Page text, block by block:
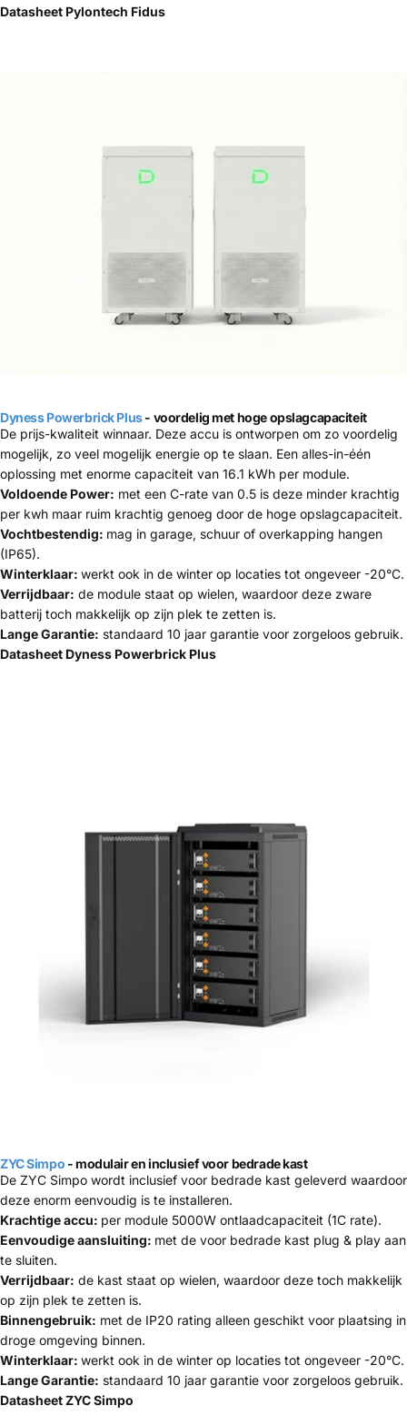
Datasheet Pylontech Fidus
Dyness Powerbrick Plus- voordelig met hoge opslagcapaciteit
De prijs-kwaliteit winnaar. Deze accu is ontworpen om zo voordelig
mogelijk, zo veel mogelijk energie op te slaan. Een alles-in-één
oplossing met enorme capaciteit van 16.1 kWh per module.
Voldoende Power: met een C-rate van 0.5 is deze minder krachtig
per kwh maar ruim krachtig genoeg door de hoge opslagcapaciteit.
Vochtbestendig: mag in garage, schuur of overkapping hangen
(IP65).
Winterklaar: werkt ook in de winter op locaties tot ongeveer -20°C.
Verrijdbaar: de module staat op wielen, waardoor deze zware
batterij toch makkelijk op zijn plek te zetten is.
Lange Garantie: standaard 10 jaar garantie voor zorgeloos gebruik.
Datasheet Dyness Powerbrick Plus
ZYC Simpo - modulair en inclusief voor bedrade kast
De ZYC Simpo wordt inclusief voor bedrade kast geleverd waardoor
deze enorm eenvoudig is te installeren.
Krachtige accu: per module 5000W ontlaadcapaciteit (1C rate).
Eenvoudige aansluiting: met de voor bedrade kast plug & play aan
te sluiten.
Verrijdbaar: de kast staat op wielen, waardoor deze toch makkelijk
op zijn plek te zetten is.
Binnengebruik: met de IP20 rating alleen geschikt voor plaatsing in
droge omgeving binnen.
Winterklaar: werkt ook in de winter op locaties tot ongeveer -20°C.
Lange Garantie: standaard 10 jaar garantie voor zorgeloos gebruik.
Datasheet ZYC Simpo